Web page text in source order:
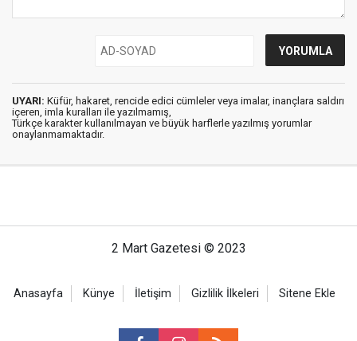
UYARI: Küfür, hakaret, rencide edici cümleler veya imalar, inançlara saldırı
içeren, imla kuralları ile yazılmamış,
Türkçe karakter kullanılmayan ve büyük harflerle yazılmış yorumlar
onaylanmamaktadır.
2 Mart Gazetesi © 2023
Anasayfa Künye İletişim Gizlilik İlkeleri Sitene Ekle